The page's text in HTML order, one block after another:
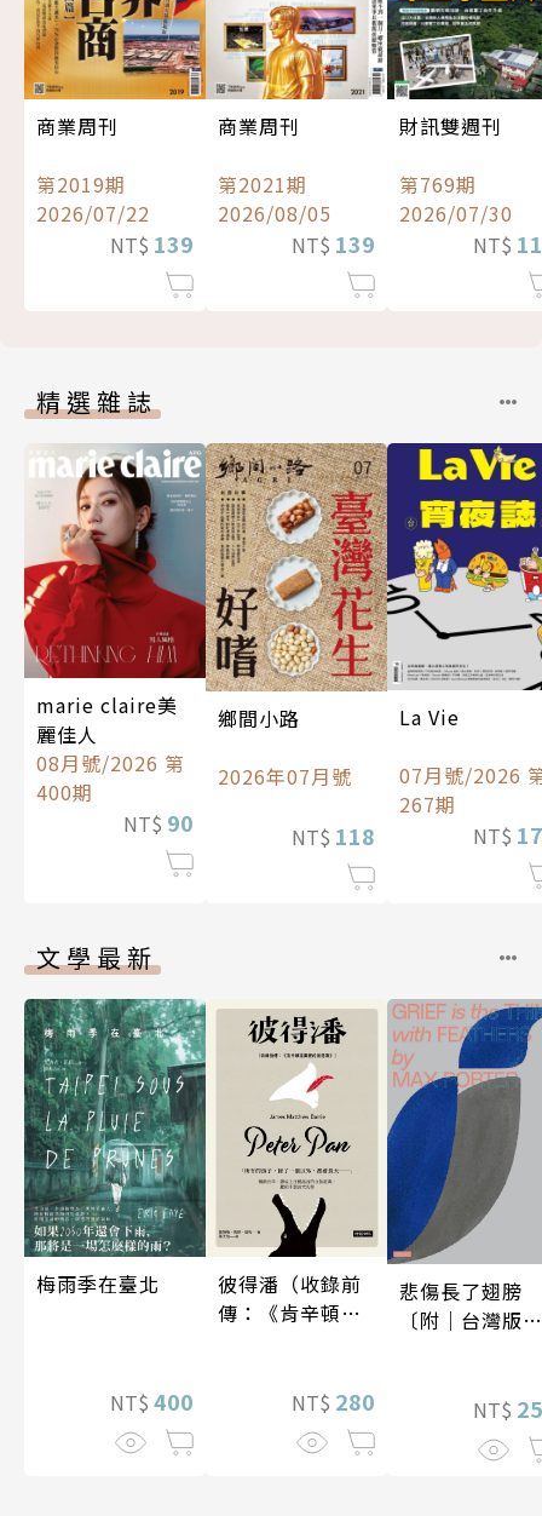
商業周刊
第2019期
2026/07/22
NT$ 139
商業周刊
第2021期
2026/08/05
NT$ 139
財訊雙週刊
第769期
2026/07/30
NT$
精選雜誌
marie claire美
麗佳人
08月號/2026 第
400期
NT$ 90
鄉間小路
2026年07月號
NT$ 118
La Vie
07月號/2026
267期
NT$
文學最新
梅雨季在臺北
NT$ 400
彼得潘（收錄前
傳：《肯辛頓花
NT$ 280
悲傷長了翅膀
〔附｜台灣版獨
NT$